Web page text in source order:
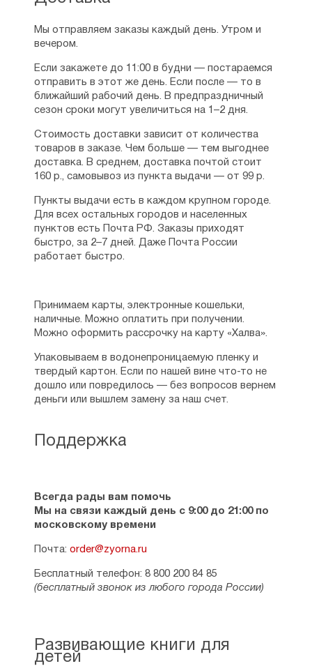
Поддержка
Всегда рады вам помочь
Мы на связи каждый день с 9:00 до 21:00 по
московскому времени
Почта: order@zyorna.ru
Бесплатный телефон: 8 800 200 84 85
(бесплатный звонок из любого города России)
Мы отправляем заказы каждый день. Утром и
вечером.
Если закажете до 11:00 в будни — постараемся
отправить в этот же день. Если после — то в
ближайший рабочий день. В предпраздничный
сезон сроки могут увеличиться на 1–2 дня.
Стоимость доставки зависит от количества
товаров в заказе. Чем больше — тем выгоднее
доставка. В среднем, доставка почтой стоит
160 р., самовывоз из пункта выдачи — от 99 р.
Пункты выдачи есть в каждом крупном городе.
Для всех остальных городов и населенных
пунктов есть Почта РФ. Заказы приходят
быстро, за 2–7 дней. Даже Почта России
работает быстро.
Принимаем карты, электронные кошельки,
наличные. Можно оплатить при получении.
Можно оформить рассрочку на карту «Халва».
Упаковываем в водонепроницаемую пленку и
твердый картон. Если по нашей вине что-то не
дошло или повредилось — без вопросов вернем
деньги или вышлем замену за наш счет.
Развивающие книги для
детей